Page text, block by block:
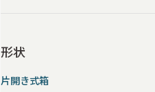
形状
片開き式箱